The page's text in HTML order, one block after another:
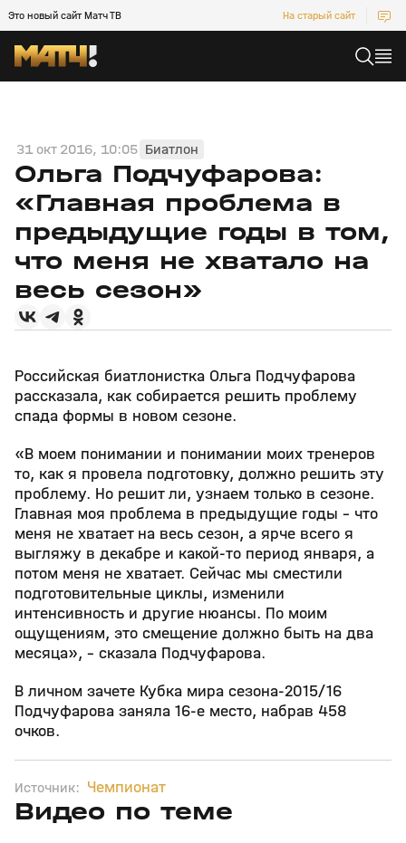
Это новый сайт Матч ТВ На старый сайт
31 окт 2016, 10:05 Биатлон
Ольга Подчуфарова:
«Главная проблема в
предыдущие годы в том,
что меня не хватало на
весь сезон»
Российская биатлонистка Ольга Подчуфарова
рассказала, как собирается решить проблему
спада формы в новом сезоне.
«В моем понимании и понимании моих тренеров
то, как я провела подготовку, должно решить эту
проблему. Но решит ли, узнаем только в сезоне.
Главная моя проблема в предыдущие годы – что
меня не хватает на весь сезон, а ярче всего я
выгляжу в декабре и какой-то период января, а
потом меня не хватает. Сейчас мы сместили
подготовительные циклы, изменили
интенсивность и другие нюансы. По моим
ощущениям, это смещение должно быть на два
месяца», – сказала Подчуфарова.
В личном зачете Кубка мира сезона-2015/16
Подчуфарова заняла 16-е место, набрав 458
очков.
Источник: Чемпионат
Видео по теме
15 апр, 13:09